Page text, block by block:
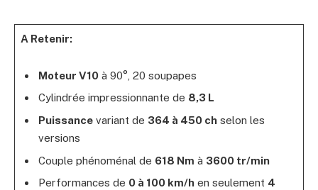
A Retenir:
Moteur V10à 90°, 20 soupapes
Cylindrée impressionnante de 8,3 L
Puissancevariant de 364 à 450 chselon les
versions
Couple phénoménal de 618 Nm à 3600 tr/min
Performances de 0 à 100 km/hen seulement 4